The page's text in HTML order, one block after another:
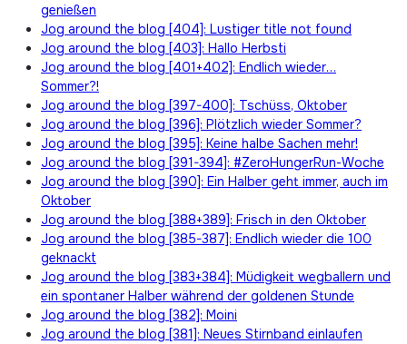
genießen
Jog around the blog [404]: Lustiger title not found
Jog around the blog [403]: Hallo Herbsti
Jog around the blog [401+402]: Endlich wieder…
Sommer?!
Jog around the blog [397-400]: Tschüss, Oktober
Jog around the blog [396]: Plötzlich wieder Sommer?
Jog around the blog [395]: Keine halbe Sachen mehr!
Jog around the blog [391-394]: #ZeroHungerRun-Woche
Jog around the blog [390]: Ein Halber geht immer, auch im
Oktober
Jog around the blog [388+389]: Frisch in den Oktober
Jog around the blog [385-387]: Endlich wieder die 100
geknackt
Jog around the blog [383+384]: Müdigkeit wegballern und
ein spontaner Halber während der goldenen Stunde
Jog around the blog [382]: Moini
Jog around the blog [381]: Neues Stirnband einlaufen